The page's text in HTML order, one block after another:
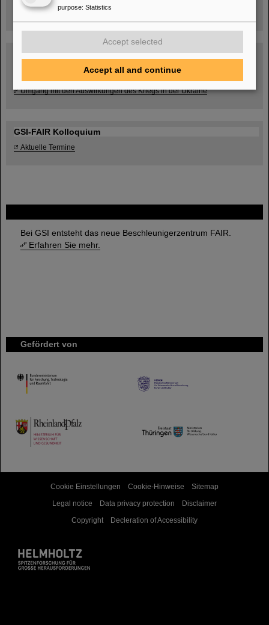
Bei GSI entsteht das neue Beschleunigerzentrum FAIR.
Erfahren Sie mehr.
Gefördert von
HMWK
TMWWDG
Umgang mit den Auswirkungen des Kriegs in der Ukraine
GSI-FAIR Kolloquium
Aktuelle Termine
Cookie Einstellungen Cookie-Hinweise
Sitemap
Legal notice
Data privacy protection
Disclaimer
Copyright
Decleration of Accessibility
purpose: Statistics
Accept selected
Accept all and continue